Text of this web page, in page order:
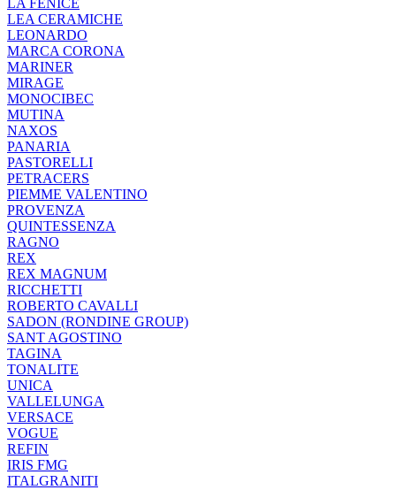
LA FENICE
LEA CERAMICHE
LEONARDO
MARCA CORONA
MARINER
MIRAGE
MONOCIBEC
MUTINA
NAXOS
PANARIA
PASTORELLI
PETRACERS
PIEMME VALENTINO
PROVENZA
QUINTESSENZA
RAGNO
REX
REX MAGNUM
RICCHETTI
ROBERTO CAVALLI
SADON (RONDINE GROUP)
SANT AGOSTINO
TAGINA
TONALITE
UNICA
VALLELUNGA
VERSACE
VOGUE
REFIN
IRIS FMG
ITALGRANITI